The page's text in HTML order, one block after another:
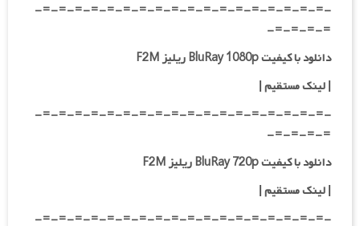
-=-=-=-=-=-=-=-=-=-=-=-=-=-=-=-=-=-=-
=-=-=-=-
دانلود با کیفیت BluRay 1080p ریلیز F2M
|لینک مستقیم|
-=-=-=-=-=-=-=-=-=-=-=-=-=-=-=-=-=-=-
=-=-=-=-
دانلود با کیفیت BluRay 720p ریلیز F2M
| لینک مستقیم|
-=-=-=-=-=-=-=-=-=-=-=-=-=-=-=-=-=-=-